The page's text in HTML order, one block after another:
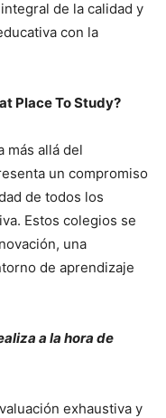
de la calidad y
con la
Place To Study?
más allá del
un compromiso
de todos los
Estos colegios se
una
de aprendizaje
a la hora de
exhaustiva y